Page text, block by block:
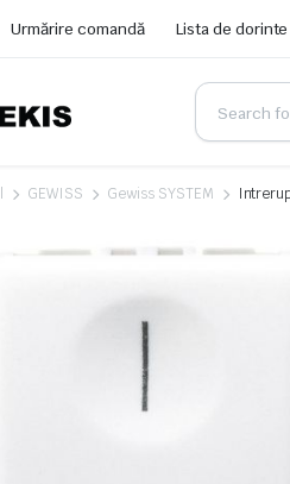
Urmărire comandă Lista de dorinte
GEWISS Gewiss SYSTEM